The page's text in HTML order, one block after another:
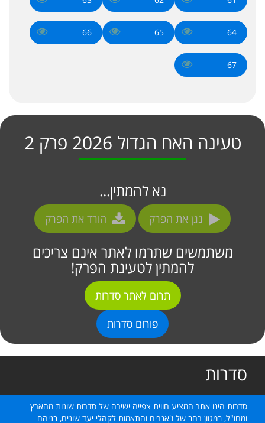
64
65
66
67
טעינה האח הגדול 2026 פרק 2
נא להמתין...
נגן את הפרק הורד את הפרק
משתמשים שתרמו לאתר אינם צריכים
להמתין לטעינת הפרק!
תרום לאתר סדרות
פורום סדרות
סדרות
סדרות הינו אתר המציע חווית צפייה ישירה של סדרות שונות מהארץ
ומחו"ל, במגוון רחב של ז'אנרים והתאמות לקהלי יעד שונים, בניהם